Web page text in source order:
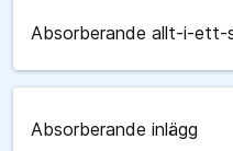
Absorberande allt-i-ett-
Absorberande inlägg